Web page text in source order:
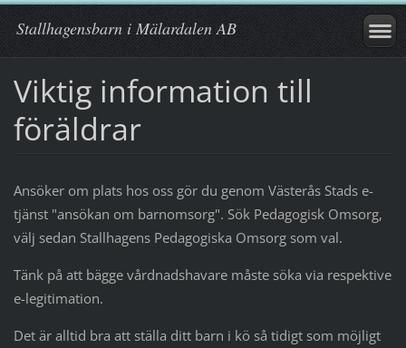
Stallhagensbarn i Mälardalen AB
Viktig information till
föräldrar
Ansöker om plats hos oss gör du genom Västerås Stads e-
tjänst "ansökan om barnomsorg". Sök Pedagogisk Omsorg,
välj sedan Stallhagens Pedagogiska Omsorg som val.
Tänk på att bägge vårdnadshavare måste söka via respektive
e-legitimation.
Det är alltid bra att ställa ditt barn i kö så tidigt som möjligt